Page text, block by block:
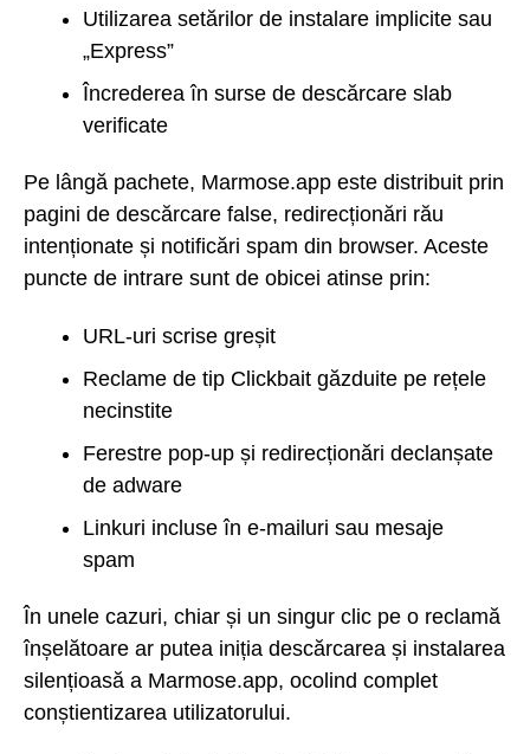
Utilizarea setărilor de instalare implicite sau
„Express”
Încrederea în surse de descărcare slab
verificate
Pe lângă pachete, Marmose.app este distribuit prin
pagini de descărcare false, redirecționări rău
intenționate și notificări spam din browser. Aceste
puncte de intrare sunt de obicei atinse prin:
URL-uri scrise greșit
Reclame de tip Clickbait găzduite pe rețele
necinstite
Ferestre pop-up și redirecționări declanșate
de adware
Linkuri incluse în e-mailuri sau mesaje
spam
În unele cazuri, chiar și un singur clic pe o reclamă
înșelătoare ar putea iniția descărcarea și instalarea
silențioasă a Marmose.app, ocolind complet
conștientizarea utilizatorului.